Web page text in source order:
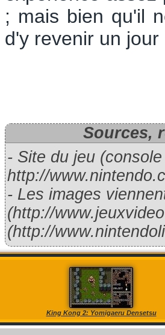
; mais bien qu'il
d'y revenir un
Sources,
- Site du jeu
http://
- Les images
(http://
(http://
King Kong 2: Yomigaeru Densetsu